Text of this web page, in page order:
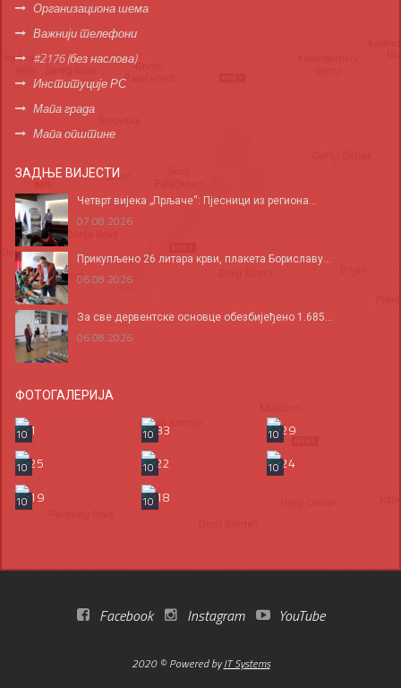
Организациона шема
Важнији телефони
#2176 (без наслова)
Институције РС
Мапа града
Мапа општине
ЗАДЊЕ ВИЈЕСТИ
Четврт вијека „Прљаче“: Пјесници из региона...
07.08.2026
Прикупљено 26 литара крви, плакета Бориславу...
06.08.2026
За све дервентске основце обезбијеђено 1.685...
06.08.2026
ФОТОГАЛЕРИЈА
10 10
10
10
10
10
10
10
Facebook Instagram YouTube
2020 © Powered byIT Systems